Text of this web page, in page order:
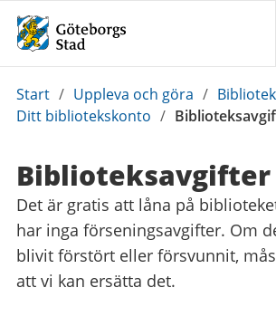
Du
är
Start / Uppleva och göra / Bibliotek
Ditt bibliotekskonto /
Biblioteksavgifter
Det är gratis att låna på
har inga förseningsavgifter. Om
blivit förstört eller försvunnit,
att vi kan ersätta det.